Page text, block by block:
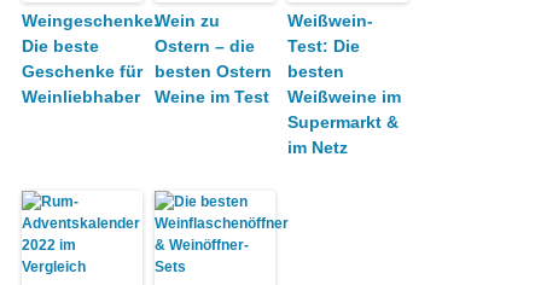
Weingeschenke:
Die beste
Geschenke für
Weinliebhaber
Wein zu
Ostern – die
besten Ostern
Weine im Test
Weißwein-
Test: Die
besten
Weißweine im
Supermarkt &
im Netz